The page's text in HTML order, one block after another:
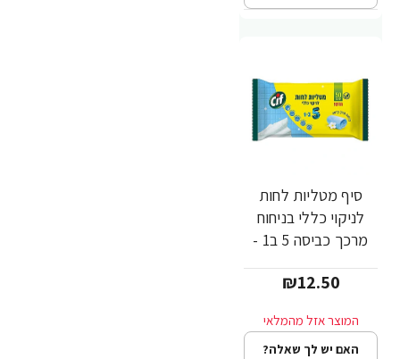
סיף מטליות לחות
לניקוי כללי בניחוח
מרכך כביסה 5 ב1 -
₪12.50
האם יש לך שאלה?